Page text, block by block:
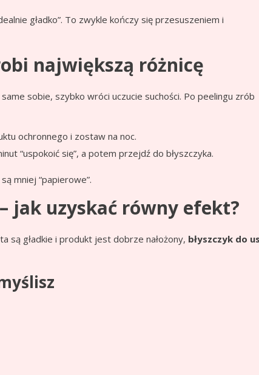
gładko”. To zwykle kończy się przesuszeniem i
największą różnicę
sobie, szybko wróci uczucie suchości. Po peelingu zrób
ochronnego i zostaw na noc.
“uspokoić się”, a potem przejdź do błyszczyka.
mniej “papierowe”.
jak uzyskać równy efekt?
są gładkie i produkt jest dobrze nałożony, błyszczyk do